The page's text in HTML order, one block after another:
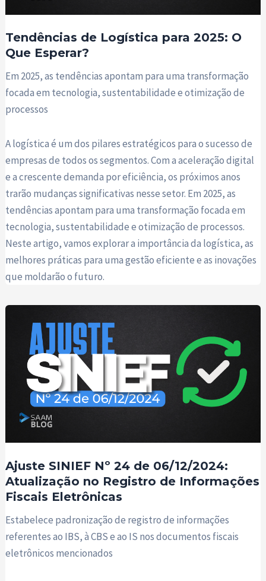
Tendências de Logística para 2025: O
Que Esperar?
Em 2025, as tendências apontam para uma transformação
focada em tecnologia, sustentabilidade e otimização de
processos
A logística é um dos pilares estratégicos para o sucesso de
empresas de todos os segmentos. Com a aceleração digital
e a crescente demanda por eficiência, os próximos anos
trarão mudanças significativas nesse setor. Em 2025, as
tendências apontam para uma transformação focada em
tecnologia, sustentabilidade e otimização de processos.
Neste artigo, vamos explorar a importância da logística, as
melhores práticas para uma gestão eficiente e as inovações
que moldarão o futuro.
Ajuste SINIEF Nº 24 de 06/12/2024:
Atualização no Registro de Informações
Fiscais Eletrônicas
Estabelece padronização de registro de informações
referentes ao IBS, à CBS e ao IS nos documentos fiscais
eletrônicos mencionados